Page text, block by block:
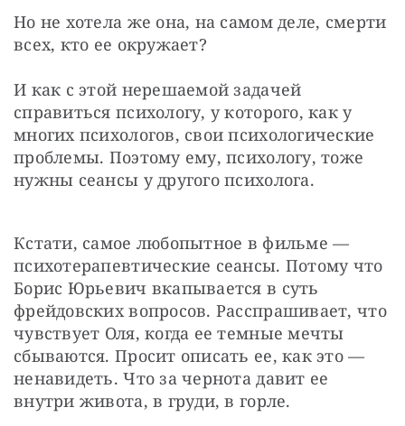
Но не хотела же она, на самом деле, смерти
всех, кто ее окружает?
И как с этой нерешаемой задачей
справиться психологу, у которого, как у
многих психологов, свои психологические
проблемы. Поэтому ему, психологу, тоже
нужны сеансы у другого психолога.
Кстати, самое любопытное в фильме —
психотерапевтические сеансы. Потому что
Борис Юрьевич вкапывается в суть
фрейдовских вопросов. Расспрашивает, что
чувствует Оля, когда ее темные мечты
сбываются. Просит описать ее, как это —
ненавидеть. Что за чернота давит ее
внутри живота, в груди, в горле.